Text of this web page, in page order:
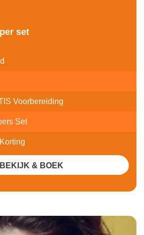
per set
Voorbereiding
Set
BEKIJK & BOEK